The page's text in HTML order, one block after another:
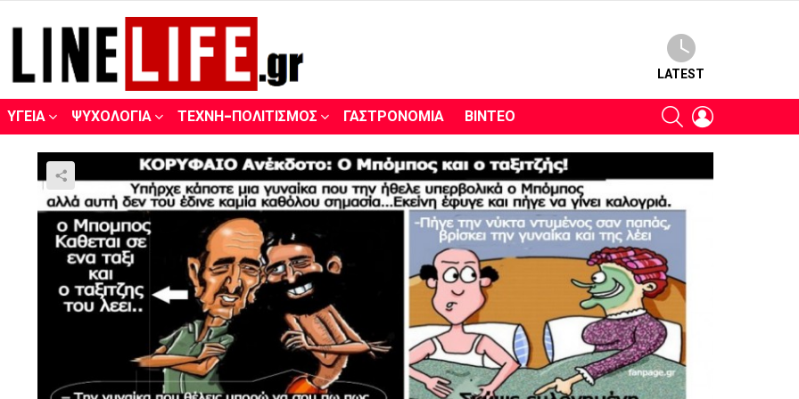
LATEST
ΥΓΕΊΑ ΨΥΧΟΛΟΓΊΑ ΤΈΧΝΗ-ΠΟΛΙΤΙΣΜΌΣ ΓΑΣΤΡΟΝΟΜΊΑ ΒΊΝΤΕΟ SEARCH